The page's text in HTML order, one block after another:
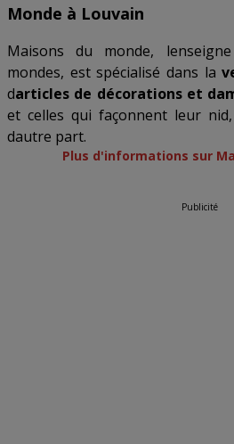
Monde à Louvain
Maisons du monde,
mondes, est spécialisé dans la
darticles de décorations et
et celles qui façonnent leur
dautre part.
Plus d'informations sur
Publicité